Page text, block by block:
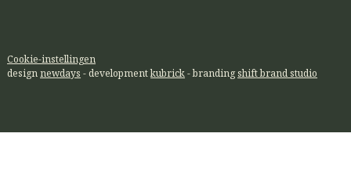
Cookie-instellingen
designnewdays - developmentkubrick- branding shift brand studio